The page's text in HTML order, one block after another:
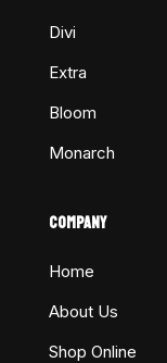
Divi
Extra
Bloom
Monarch
COMPANY
Home
About Us
Shop Online